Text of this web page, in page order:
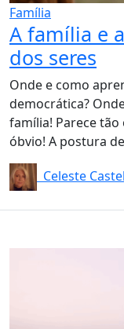
Família
A família e
dos seres
Onde e como
democrática?
família! Parece
óbvio! A postura
Celeste